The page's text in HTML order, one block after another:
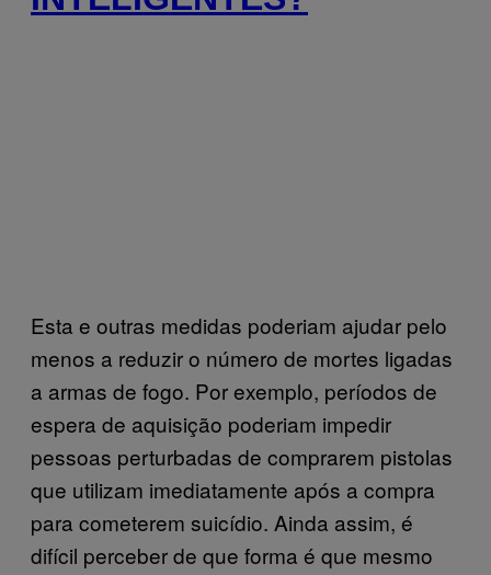
Esta e outras medidas poderiam ajudar pelo
menos a reduzir o número de mortes ligadas
a armas de fogo. Por exemplo, períodos de
espera de aquisição poderiam impedir
pessoas perturbadas de comprarem pistolas
que utilizam imediatamente após a compra
para cometerem suicídio. Ainda assim, é
difícil perceber de que forma é que mesmo